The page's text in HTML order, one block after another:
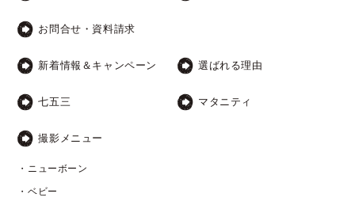
お問合せ・資料請求
新着情報＆キャンペーン 選ばれる理由
七五三 マタニティ
撮影メニュー
・ニューボーン
・ベビー